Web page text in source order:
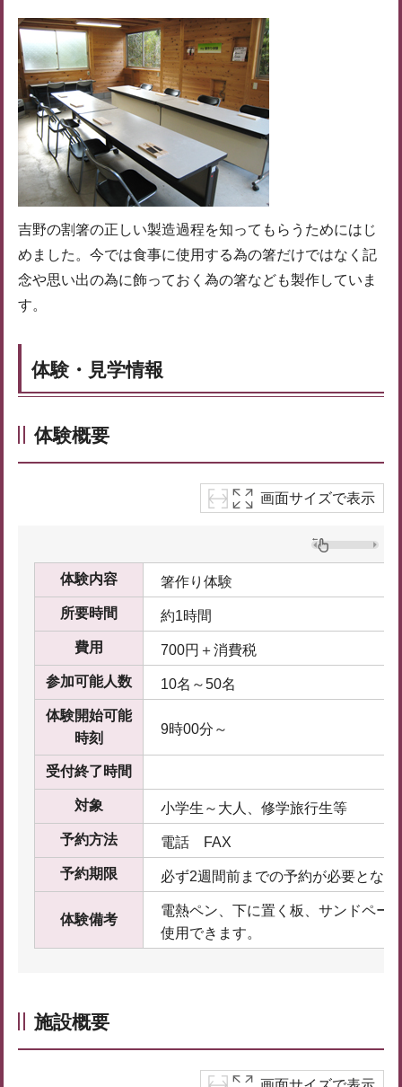
吉野の割箸の正しい製造過程を知ってもらうためにはじ
めました。今では食事に使用する為の箸だけではなく記
念や思い出の為に飾っておく為の箸なども製作していま
す。
体験・見学情報
体験概要
画面サイズで表示
体験内容 箸作り体験
所要時間 約1時間
費用 700円＋消費税
参加可能人数 10名～50名
体験開始可能
時刻
9時00分～
受付終了時間
対象 小学生～大人、修学旅行生等
予約方法 電話 FAX
予約期限 必ず2週間前までの予約が必要となり
体験備考
電熱ペン、下に置く板、サンドペー
使用できます。
施設概要